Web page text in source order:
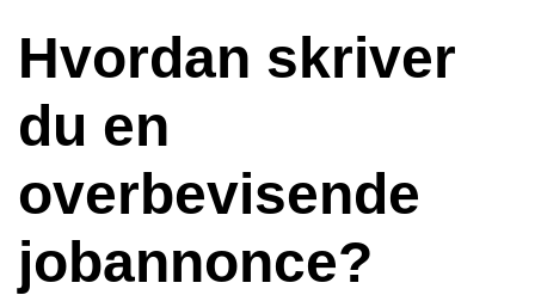
Hvordan skriver
du en
overbevisende
jobannonce?